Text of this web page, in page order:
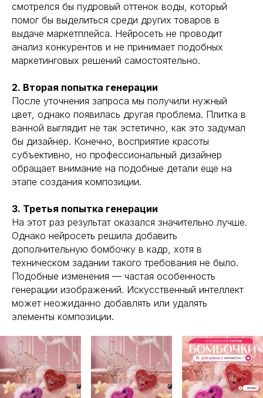
смотрелся бы пудровый оттенок воды, который
помог бы выделиться среди других товаров в
выдаче маркетплейса. Нейросеть не проводит
анализ конкурентов и не принимает подобных
маркетинговых решений самостоятельно.
2. Вторая попытка генерации
После уточнения запроса мы получили нужный
цвет, однако появилась другая проблема. Плитка в
ванной выглядит не так эстетично, как это задумал
бы дизайнер. Конечно, восприятие красоты
субъективно, но профессиональный дизайнер
обращает внимание на подобные детали еще на
этапе создания композиции.
3. Третья попытка генерации
На этот раз результат оказался значительно лучше.
Однако нейросеть решила добавить
дополнительную бомбочку в кадр, хотя в
техническом задании такого требования не было.
Подобные изменения — частая особенность
генерации изображений. Искусственный интеллект
может неожиданно добавлять или удалять
элементы композиции.